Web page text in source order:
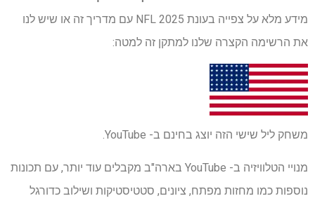
מידע מלא על צפייה בעונת NFL 2025 עם מדריך זה או שיש לנו
את הרשימה הקצרה שלנו למתקן זה למטה:
משחק ליל שישי הזה יוצג בחינם ב- YouTube.
מנויי הטלוויזיה ב- YouTube בארה"ב מקבלים עוד יותר, עם תכונות
נוספות כמו מחזות מפתח, ציונים, סטטיסטיקות ושילוב כדורגל